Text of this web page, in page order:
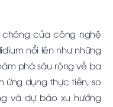
chóng của công nghệ
nổi lên như những
phá sâu rộng về ba
ứng dụng thực tiễn, so
và dự báo xu hướng